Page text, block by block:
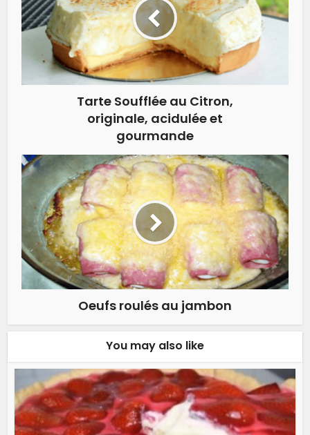
Tarte Soufflée au Citron,
originale, acidulée et
gourmande
Oeufs roulés au jambon
You may also like